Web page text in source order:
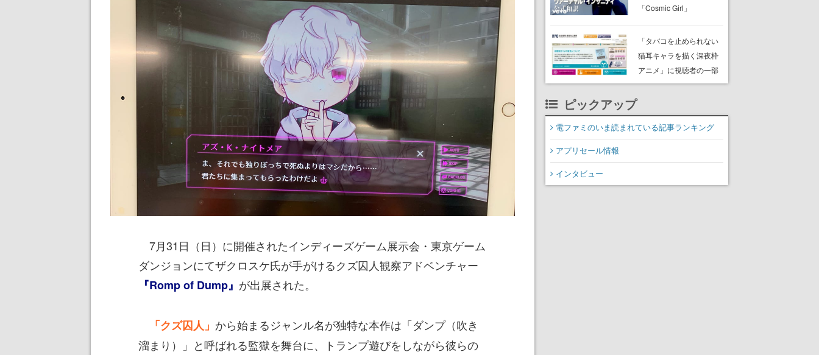
7月31日（日）に開催されたインディーズゲーム展示会・東京ゲーム
ダンジョンにてザクロスケ氏が手がけるクズ囚人観察アドベンチャー
『Romp of Dump』 が出展された。
「クズ囚人」 から始まるジャンル名が独特な本作は「ダンプ（吹き
溜まり）」と呼ばれる監獄を舞台に、トランプ遊びをしながら彼らの
「Cosmic Girl」
本語字幕付きMVがいきな
り公開！「SUMMER
SONIC 2026」での9年ぶ
「タバコを止められない
猫耳キャラを描く深夜枠
アニメ」に視聴者の一部
から批判意見。違法薬物
含めて、BPOが議論を交
わす
ピックアップ
電ファミのいま読まれている記事ランキング
アプリセール情報
インタビュー